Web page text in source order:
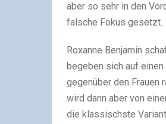
aber so sehr in den
falsche Fokus gesetzt.
Roxanne Benjamin
begeben sich auf
gegenüber den Frauen
wird dann aber von
die klassischste